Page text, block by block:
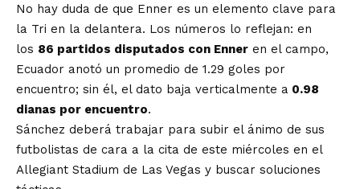
No hay duda de que Enner es un elemento clave para
la Tri en la delantera. Los números lo reflejan: en
los 86 partidos disputados con Enner en el campo,
Ecuador anotó un promedio de 1.29 goles por
encuentro; sin él, el dato baja verticalmente a 0.98
dianas por encuentro.
Sánchez deberá trabajar para subir el ánimo de sus
futbolistas de cara a la cita de este miércoles en el
Allegiant Stadium de Las Vegas y buscar soluciones